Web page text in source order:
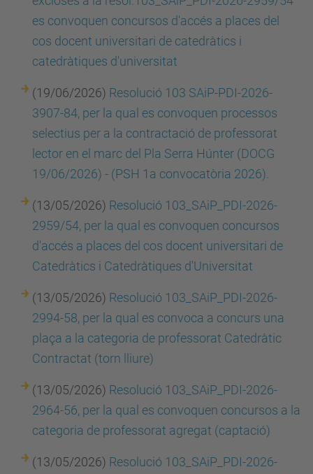
es convoquen concursos d'accés a places del
cos docent universitari de catedràtics i
catedràtiques d'universitat
(19/06/2026) Resolució 103 SAiP-PDI-2026-
3907-84, per la qual es convoquen processos
selectius per a la contractació de professorat
lector en el marc del Pla Serra Húnter (DOCG
19/06/2026) - (PSH 1a convocatòria 2026).
(13/05/2026) Resolució 103_SAiP_PDI-2026-
2959/54, per la qual es convoquen concursos
d'accés a places del cos docent universitari de
Catedràtics i Catedràtiques d'Universitat
(13/05/2026) Resolució 103_SAiP_PDI-2026-
2994-58, per la qual es convoca a concurs una
plaça a la categoria de professorat Catedràtic
Contractat (torn lliure)
(13/05/2026) Resolució 103_SAiP_PDI-2026-
2964-56, per la qual es convoquen concursos a la
categoria de professorat agregat (captació)
(13/05/2026) Resolució 103_SAiP_PDI-2026-